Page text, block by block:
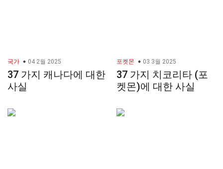
국가 04 2월 2025
37 가지 캐나다에 대한
사실
포켓몬 03 3월 2025
37 가지 치코리타 (포
켓몬)에 대한 사실